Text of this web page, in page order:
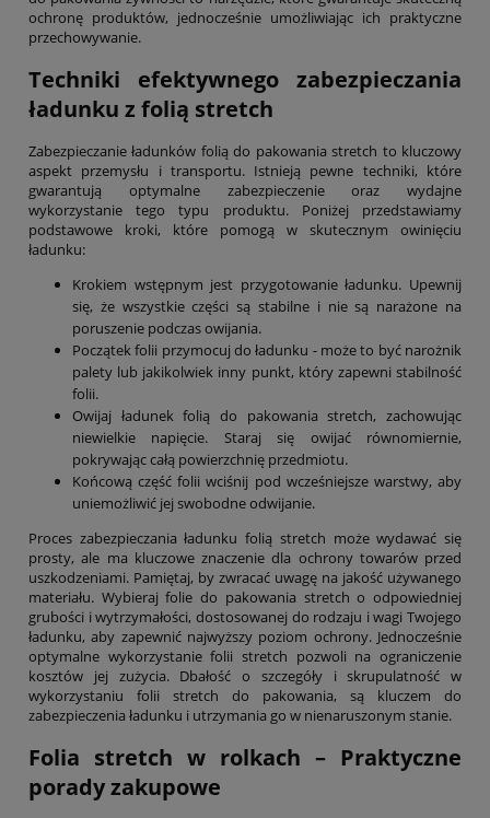
ochronę produktów, jednocześnie umożliwiając ich praktyczne
przechowywanie.
Techniki efektywnego zabezpieczania
ładunku z folią stretch
Zabezpieczanie ładunków folią do pakowania stretch to kluczowy
aspekt przemysłu i transportu. Istnieją pewne techniki, które
gwarantują optymalne zabezpieczenie oraz wydajne
wykorzystanie tego typu produktu. Poniżej przedstawiamy
podstawowe kroki, które pomogą w skutecznym owinięciu
ładunku:
Krokiem wstępnym jest przygotowanie ładunku. Upewnij
się, że wszystkie części są stabilne i nie są narażone na
poruszenie podczas owijania.
Początek folii przymocuj do ładunku - może to być narożnik
palety lub jakikolwiek inny punkt, który zapewni stabilność
folii.
Owijaj ładunek folią do pakowania stretch, zachowując
niewielkie napięcie. Staraj się owijać równomiernie,
pokrywając całą powierzchnię przedmiotu.
Końcową część folii wciśnij pod wcześniejsze warstwy, aby
uniemożliwić jej swobodne odwijanie.
Proces zabezpieczania ładunku folią stretch może wydawać się
prosty, ale ma kluczowe znaczenie dla ochrony towarów przed
uszkodzeniami. Pamiętaj, by zwracać uwagę na jakość używanego
materiału. Wybieraj folie do pakowania stretch o odpowiedniej
grubości i wytrzymałości, dostosowanej do rodzaju i wagi Twojego
ładunku, aby zapewnić najwyższy poziom ochrony. Jednocześnie
optymalne wykorzystanie folii stretch pozwoli na ograniczenie
kosztów jej zużycia. Dbałość o szczegóły i skrupulatność w
wykorzystaniu folii stretch do pakowania, są kluczem do
zabezpieczenia ładunku i utrzymania go w nienaruszonym stanie.
Folia stretch w rolkach – Praktyczne
porady zakupowe